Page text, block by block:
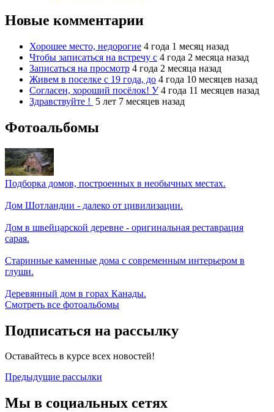
Новые комментарии
Хорошее место, недорогие 4 года 1 месяц назад
Чтобы записаться на встречу с 4 года 2 месяца назад
Записаться на просмотр 4 года 2 месяца назад
Живем в поселке с 19 года, до 4 года 10 месяцев назад
Согласен, хороший посёлок! У 4 года 11 месяцев назад
Здравствуйте ! 5 лет 7 месяцев назад
Фотоальбомы
Подборка домов, построенных в необычных местах.
Дом Шотландии - далеко от цивилизации.
Дом в швейцарской деревне - оригинальная реставрация
сарая.
Старинные каменные дома с современным интерьером в
глуши.
Деревянный дом в горах Канады.
Смотреть все фотоальбомы
Подписаться на рассылку
Оставайтесь в курсе всех новостей!
Предыдущие рассылки
Мы в социальных сетях